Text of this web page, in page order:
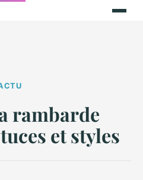
rambarde
et styles